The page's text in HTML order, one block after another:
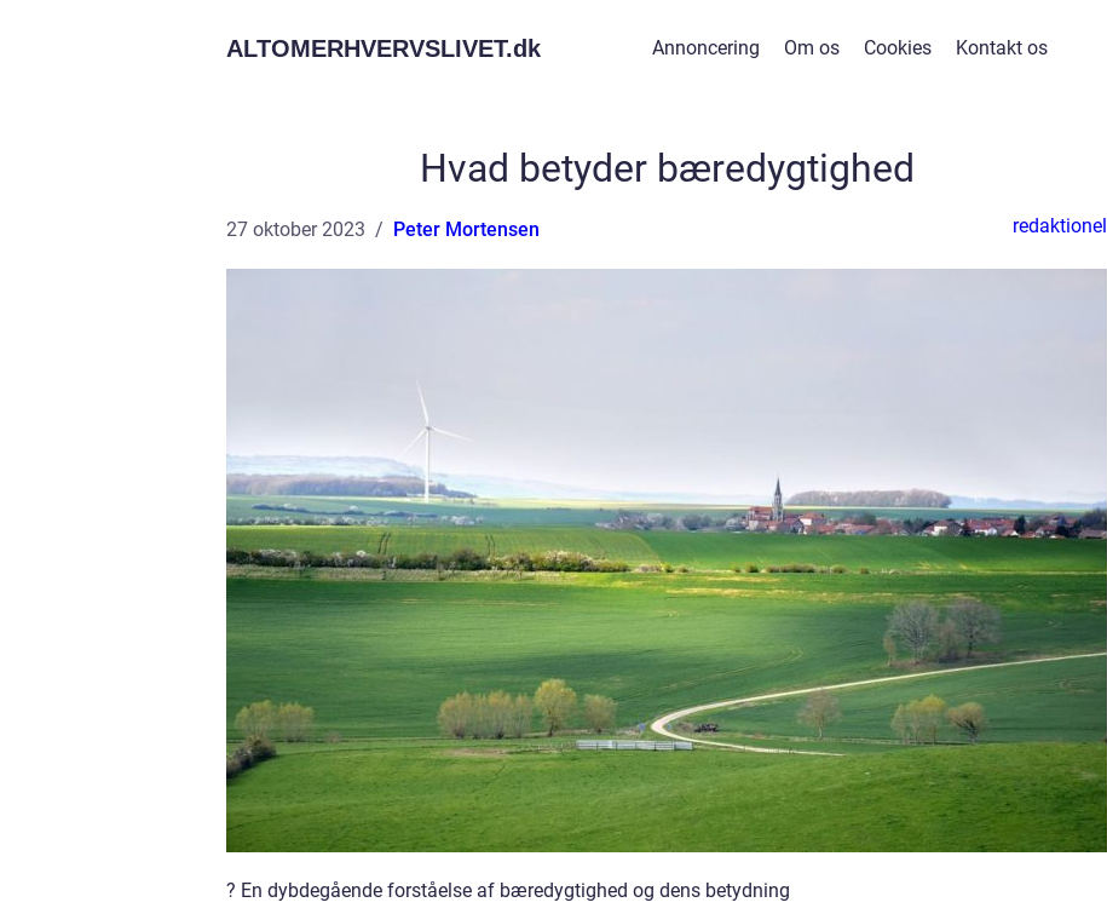
ALTOMERHVERVSLIVET.dk Annoncering Om os Cookies Kontakt os
Hvad betyder bæredygtighed
27 oktober 2023 Peter Mortensen redaktionel
? En dybdegående forståelse af bæredygtighed og dens betydning